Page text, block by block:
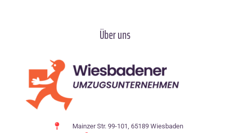
Über uns
Mainzer Str. 99-101, 65189 Wiesbaden